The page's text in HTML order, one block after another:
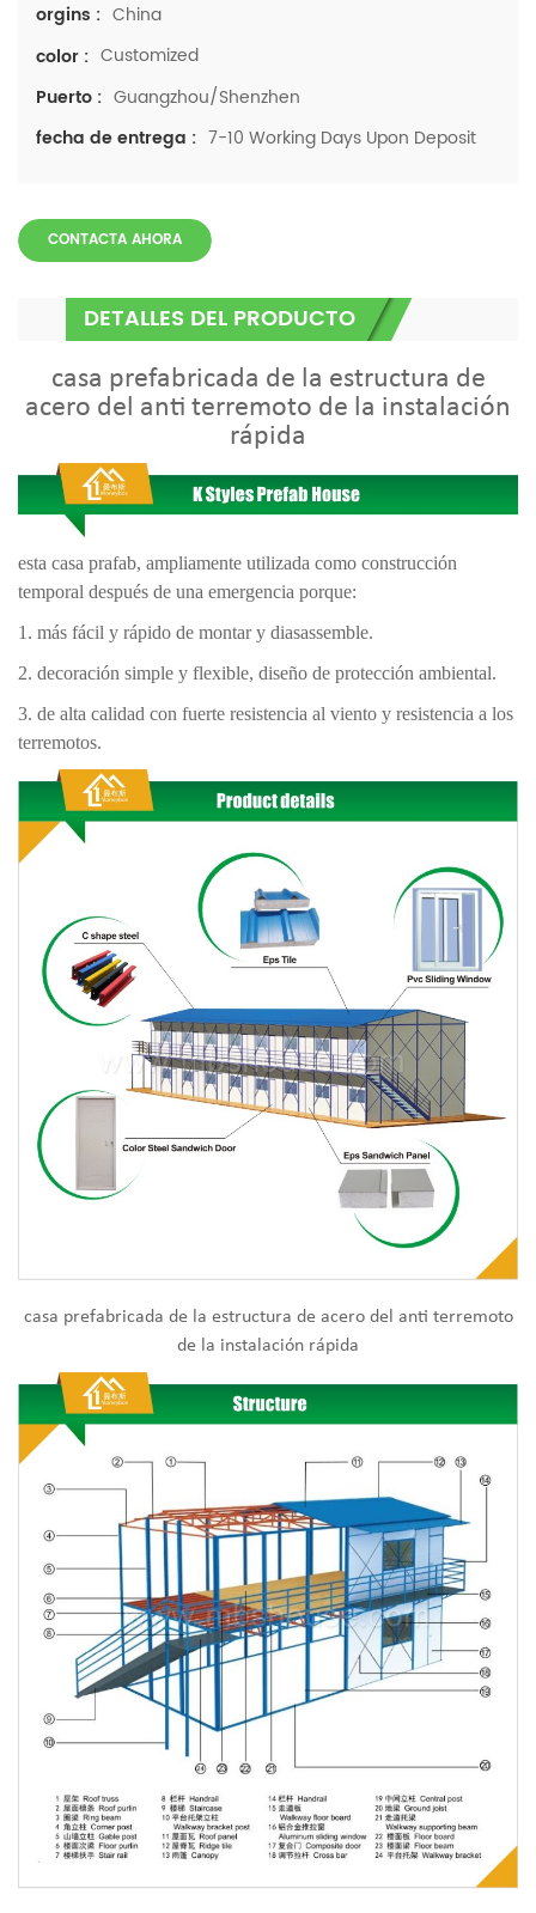
orgins : China
color : Customized
Puerto : Guangzhou/Shenzhen
fecha de entrega : 7-10 Working Days Upon Deposit
CONTACTA AHORA
DETALLES DEL PRODUCTO
casa prefabricada de la estructura de
acero del anti terremoto de la instalación
rápida
esta casa prafab, ampliamente utilizada como construcción
temporal después de una emergencia porque:
1. más fácil y rápido de montar y diasassemble.
2. decoración simple y flexible, diseño de protección ambiental.
3. de alta calidad con fuerte resistencia al viento y resistencia a los
terremotos.
casa prefabricada de la estructura de acero del anti terremoto
de la instalación rápida